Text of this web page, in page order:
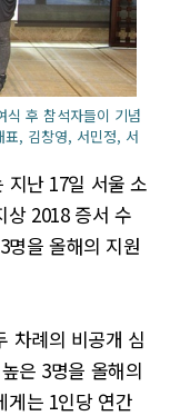
식 후 참석자들이 기념
, 김창영, 서민정, 서
지난 17일 서울 소
상 2018 증서 수
을 올해의 지원
차례의 비공개 심
은 3명을 올해의
게는 1인당 연간